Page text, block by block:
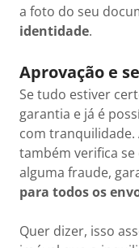
a foto do seu
identidade.
Aprovação e
Se tudo estiver
garantia e já é
com tranquilidade.
também verifica se
alguma fraude,
para todos os
Quer dizer, isso